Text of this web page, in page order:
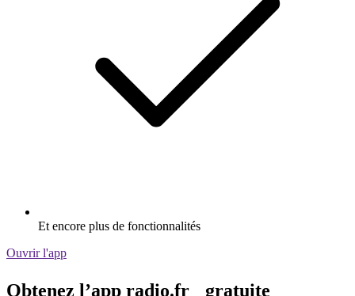
Et encore plus de fonctionnalités
Ouvrir l'app
Obtenez l’app radio.fr gratuite